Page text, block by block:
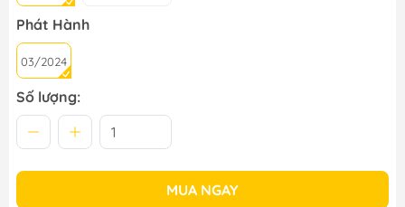
Phát Hành
03/2024
Số lượng:
MUA NGAY